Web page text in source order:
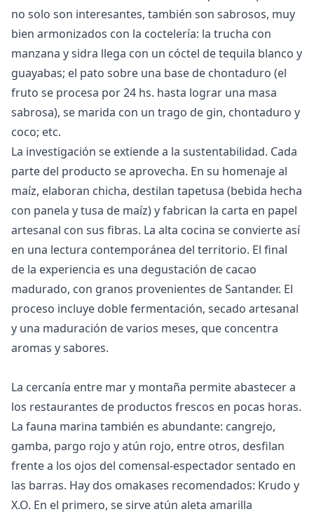
no solo son interesantes, también son sabrosos, muy
bien armonizados con la coctelería: la trucha con
manzana y sidra llega con un cóctel de tequila blanco y
guayabas; el pato sobre una base de chontaduro (el
fruto se procesa por 24 hs. hasta lograr una masa
sabrosa), se marida con un trago de gin, chontaduro y
coco; etc.
La investigación se extiende a la sustentabilidad. Cada
parte del producto se aprovecha. En su homenaje al
maíz, elaboran chicha, destilan tapetusa (bebida hecha
con panela y tusa de maíz) y fabrican la carta en papel
artesanal con sus fibras. La alta cocina se convierte así
en una lectura contemporánea del territorio. El final
de la experiencia es una degustación de cacao
madurado, con granos provenientes de Santander. El
proceso incluye doble fermentación, secado artesanal
y una maduración de varios meses, que concentra
aromas y sabores.
La cercanía entre mar y montaña permite abastecer a
los restaurantes de productos frescos en pocas horas.
La fauna marina también es abundante: cangrejo,
gamba, pargo rojo y atún rojo, entre otros, desfilan
frente a los ojos del comensal-espectador sentado en
las barras. Hay dos omakases recomendados: Krudo y
X.O. En el primero, se sirve atún aleta amarilla